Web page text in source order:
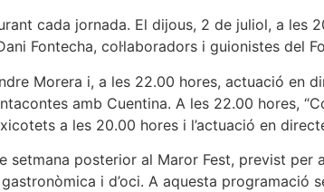
cada jornada. El dijous, 2 de juliol, a les
Fontecha, col·laboradors i guionistes del
Morera i, a les 22.00 hores, actuació en
amb Cuentina. A les 22.00 hores,
a les 20.00 hores i l’actuació en
posterior al Maror Fest, previst
i d’oci. A aquesta programació